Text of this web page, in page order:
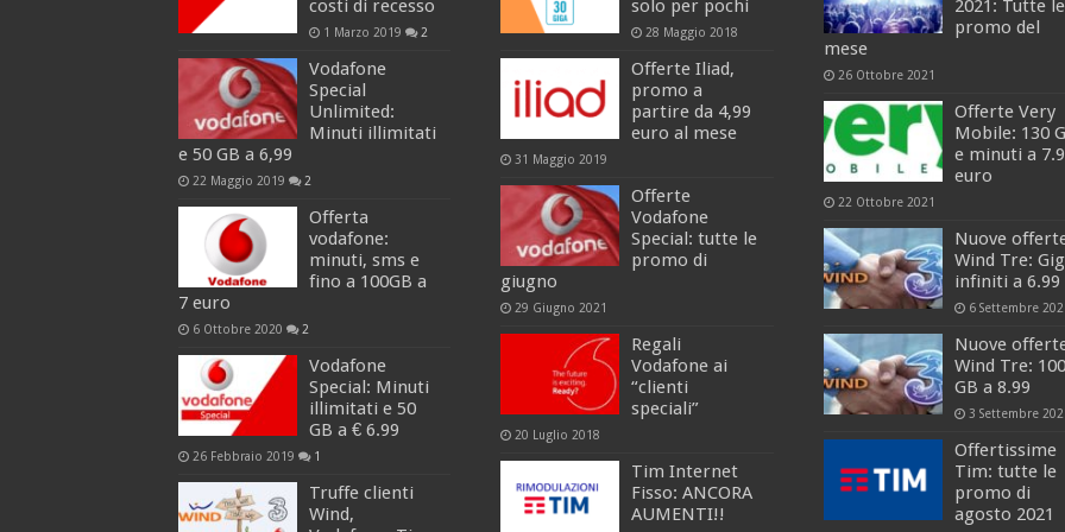
costi di recesso
1 Marzo 2019 2
Vodafone
Special
Unlimited:
Minuti illimitati
e 50 GB a 6,99
22 Maggio 2019 2
Offerta
vodafone:
minuti, sms e
fino a 100GB a
7 euro
6 Ottobre 2020 2
Vodafone
Special: Minuti
illimitati e 50
GB a € 6.99
26 Febbraio 2019 1
Truffe clienti
Wind,
solo per pochi
28 Maggio 2018
Offerte Iliad,
promo a
partire da 4,99
euro al mese
31 Maggio 2019
Offerte
Vodafone
Special: tutte le
promo di
giugno
29 Giugno 2021
Regali
Vodafone ai
“clienti
speciali”
20 Luglio 2018
Tim Internet
Fisso: ANCORA
AUMENTI!!
2021: Tutte le
promo del
mese
26 Ottobre 2021
Offerte Very
Mobile: 130
e minuti a
euro
22 Ottobre 2021
Nuove
Wind Tre:
infiniti a 6.99
6 Settembre
Nuove
Wind Tre: 100
GB a 8.99
3 Settembre
Offertissime
Tim: tutte le
promo di
agosto 2021